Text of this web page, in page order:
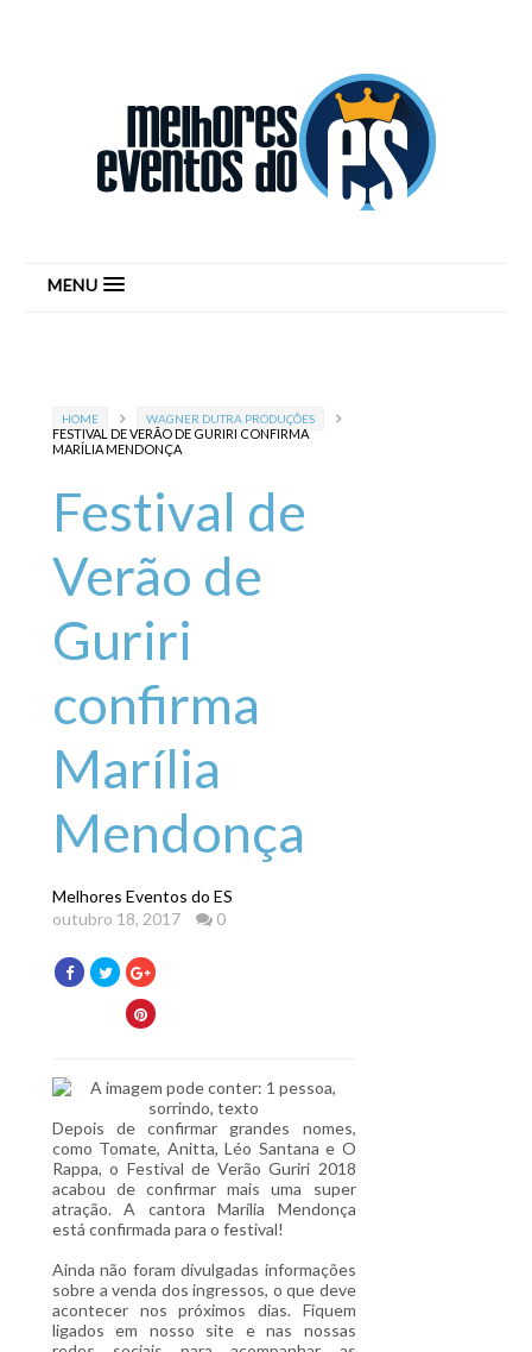
MENU
HOME WAGNER DUTRA PRODUÇÕES
FESTIVAL DE VERÃO DE GURIRI CONFIRMA
MARÍLIA MENDONÇA
Festival de
Verão de
Guriri
confirma
Marília
Mendonça
Melhores Eventos do ES
outubro 18, 2017
0
Depois de confirmar grandes nomes,
como Tomate, Anitta, Léo Santana e O
Rappa, o Festival de Verão Guriri 2018
acabou de confirmar mais uma super
atração. A cantora Marília Mendonça
está confirmada para o festival!
Ainda não foram divulgadas informações
sobre a venda dos ingressos, o que deve
acontecer nos próximos dias. Fiquem
ligados em nosso site e nas nossas